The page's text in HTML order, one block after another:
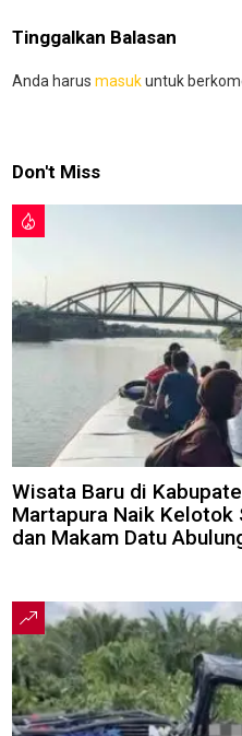
Tinggalkan Balasan
Anda harus masukuntuk
Don't Miss
Wisata Baru di
Martapura Naik Kelotok
dan Makam Datu